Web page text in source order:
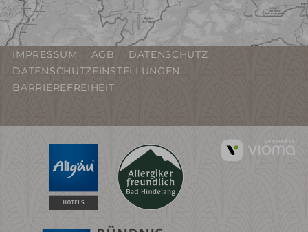
IMPRESSUM AGB
DATENSCHUTZ
DATENSCHUTZEINSTELLUNGEN
BARRIEREFREIHEIT